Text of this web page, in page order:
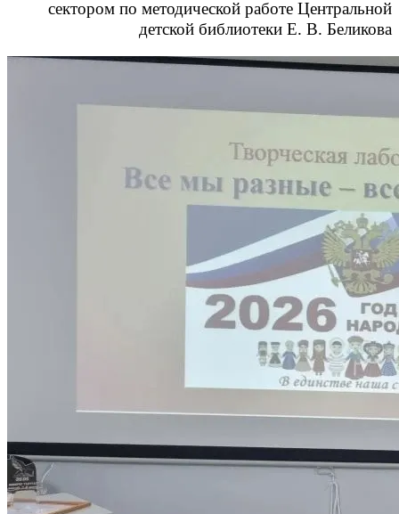
сектором по методической работе Центральной
детской библиотеки Е. В. Беликова